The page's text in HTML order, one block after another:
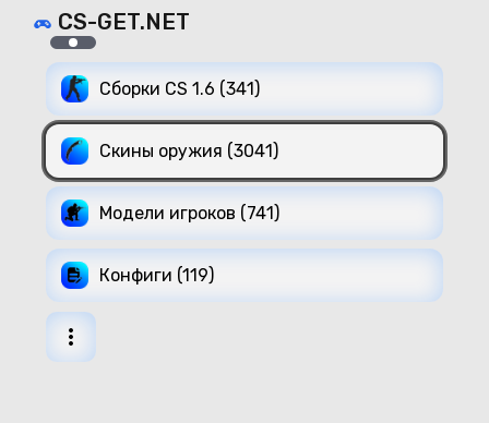
CS-GET.NET
Сборки CS 1.6 (341)
Скины оружия (3041)
Модели игроков (741)
Конфиги (119)